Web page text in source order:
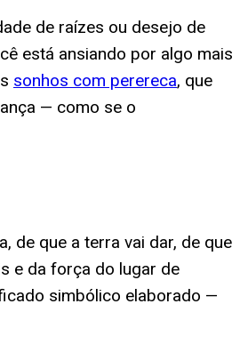
de raízes ou desejo de
está ansiando por algo mais
sonhos com perereca, que
— como se o
de que a terra vai dar, de que
e da força do lugar de
simbólico elaborado —